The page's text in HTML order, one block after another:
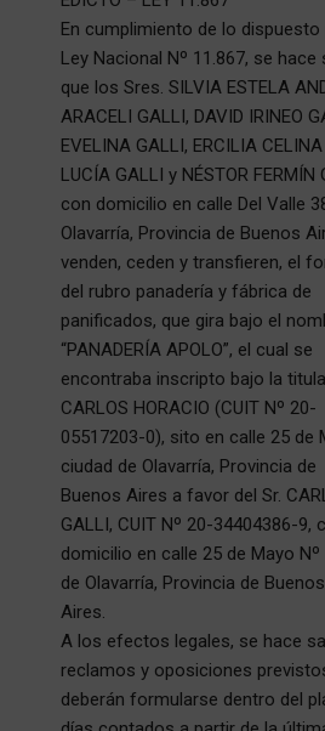
En cumplimiento de lo dispuesto
Ley Nacional Nº 11.867, se hace
que los Sres. SILVIA ESTELA
ARACELI GALLI, DAVID IRINEO
EVELINA GALLI, ERCILIA
LUCÍA GALLI y NÉSTOR
con domicilio en calle Del Valle
Olavarría, Provincia de Buenos
venden, ceden y transfieren, el
del rubro panadería y fábrica de
panificados, que gira bajo el
“PANADERÍA APOLO”, el cual se
encontraba inscripto bajo la
CARLOS HORACIO (CUIT Nº 20-
05517203-0), sito en calle 25 de
ciudad de Olavarría, Provincia de
Buenos Aires a favor del Sr.
GALLI, CUIT Nº 20-34404386-9,
domicilio en calle 25 de Mayo
de Olavarría, Provincia de Buenos
Aires.
A los efectos legales, se hace
reclamos y oposiciones
deberán formularse dentro del